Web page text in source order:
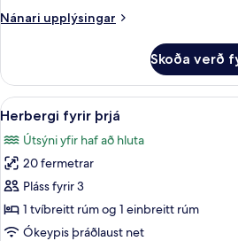
-Nánari upplýsingar
Nánari
herbergi
fyrir
tvo
svalir
Skoða verð
Skoða
allar
myndir
fyrir
Herbergi
fyrir
þrjá
8
Herbergi fyrir þrjá
Útsýni yfir haf að hluta
20 fermetrar
Pláss fyrir 3
1 tvíbreitt rúm og 1 einbreitt rúm
Ókeypis þráðlaust net